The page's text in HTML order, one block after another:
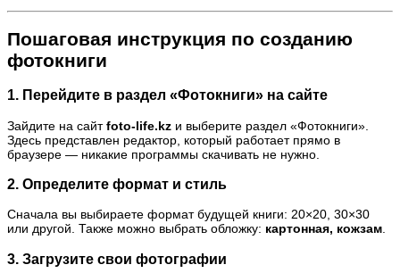
Пошаговая инструкция по созданию
фотокниги
1. Перейдите в раздел «Фотокниги» на сайте
Зайдите на сайтfoto-life.kz и выберите раздел «Фотокниги».
Здесь представлен редактор, который работает прямо в
браузере — никакие программы скачивать не нужно.
2. Определите формат и стиль
Сначала вы выбираете формат будущей книги: 20×20, 30×30
или другой. Также можно выбрать обложку: картонная, кожзам.
3. Загрузите свои фотографии